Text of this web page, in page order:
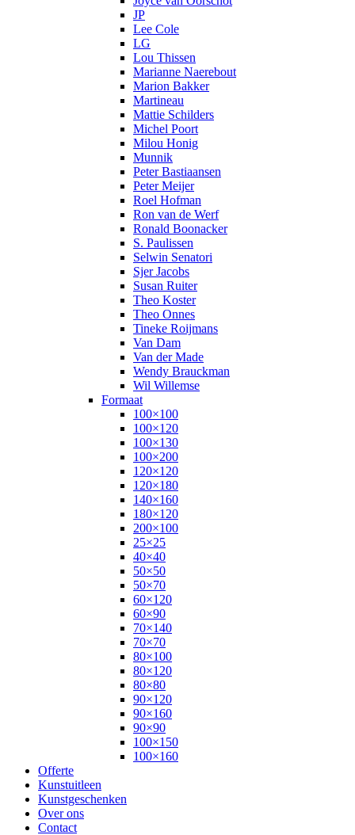
JP
Lee Cole
LG
Lou Thissen
Marianne Naerebout
Marion Bakker
Martineau
Mattie Schilders
Michel Poort
Milou Honig
Munnik
Peter Bastiaansen
Peter Meijer
Roel Hofman
Ron van de Werf
Ronald Boonacker
S. Paulissen
Selwin Senatori
Sjer Jacobs
Susan Ruiter
Theo Koster
Theo Onnes
Tineke Roijmans
Van Dam
Van der Made
Wendy Brauckman
Wil Willemse
Formaat
100×100
100×120
100×130
100×200
120×120
120×180
140×160
180×120
200×100
25×25
40×40
50×50
50×70
60×120
60×90
70×140
70×70
80×100
80×120
80×80
90×120
90×160
90×90
100×150
100×160
Offerte
Kunstuitleen
Kunstgeschenken
Over ons
Contact